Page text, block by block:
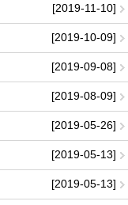
[2019-11-10]
[2019-10-09]
[2019-09-08]
[2019-08-09]
[2019-05-26]
[2019-05-13]
[2019-05-13]